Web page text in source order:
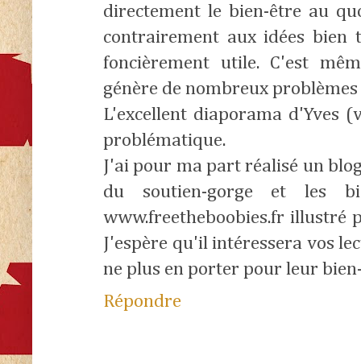
directement le bien-être au
contrairement aux idées
foncièrement utile. C'est
génère de nombreux problèmes
L'excellent diaporama d'Yves
problématique.
J'ai pour ma part réalisé un
du soutien-gorge et les
www.freetheboobies.fr illustré
J'espère qu'il intéressera vos
ne plus en porter pour leur
Répondre